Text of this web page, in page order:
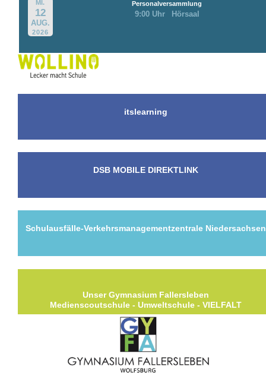
MI.
12
AUG.
2026
Personalversammlung
9:00 Uhr Hörsaal
itslearning
DSB MOBILE DIREKTLINK
Schulausfälle-Verkehrsmanagementzentrale Niedersachsen
Unser Gymnasium Fallersleben
Medienscoutschule - Umweltschule - VIELFALT